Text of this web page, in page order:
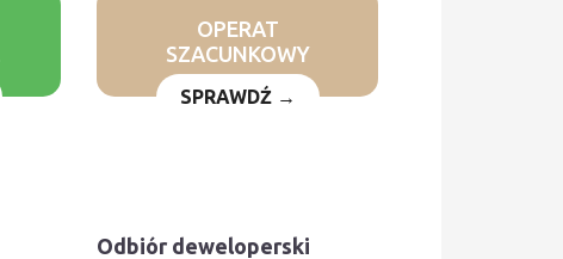
OPERAT
SZACUNKOWY
SPRAWDŹ →
Odbiór deweloperski